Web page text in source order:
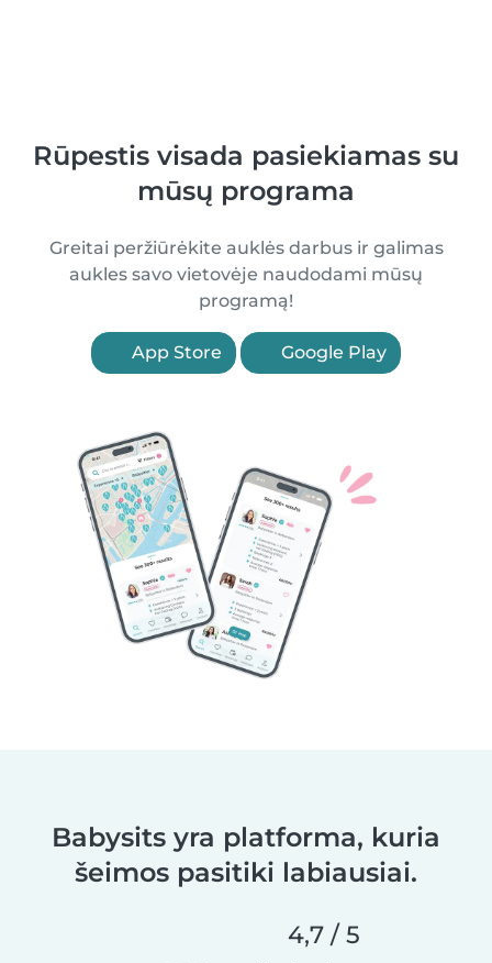
Rūpestis visada pasiekiamas su
mūsų programa
Greitai peržiūrėkite auklės darbus ir galimas
aukles savo vietovėje naudodami mūsų
programą!
App Store Google Play
Babysits yra platforma, kuria
šeimos pasitiki labiausiai.
4,7 / 5